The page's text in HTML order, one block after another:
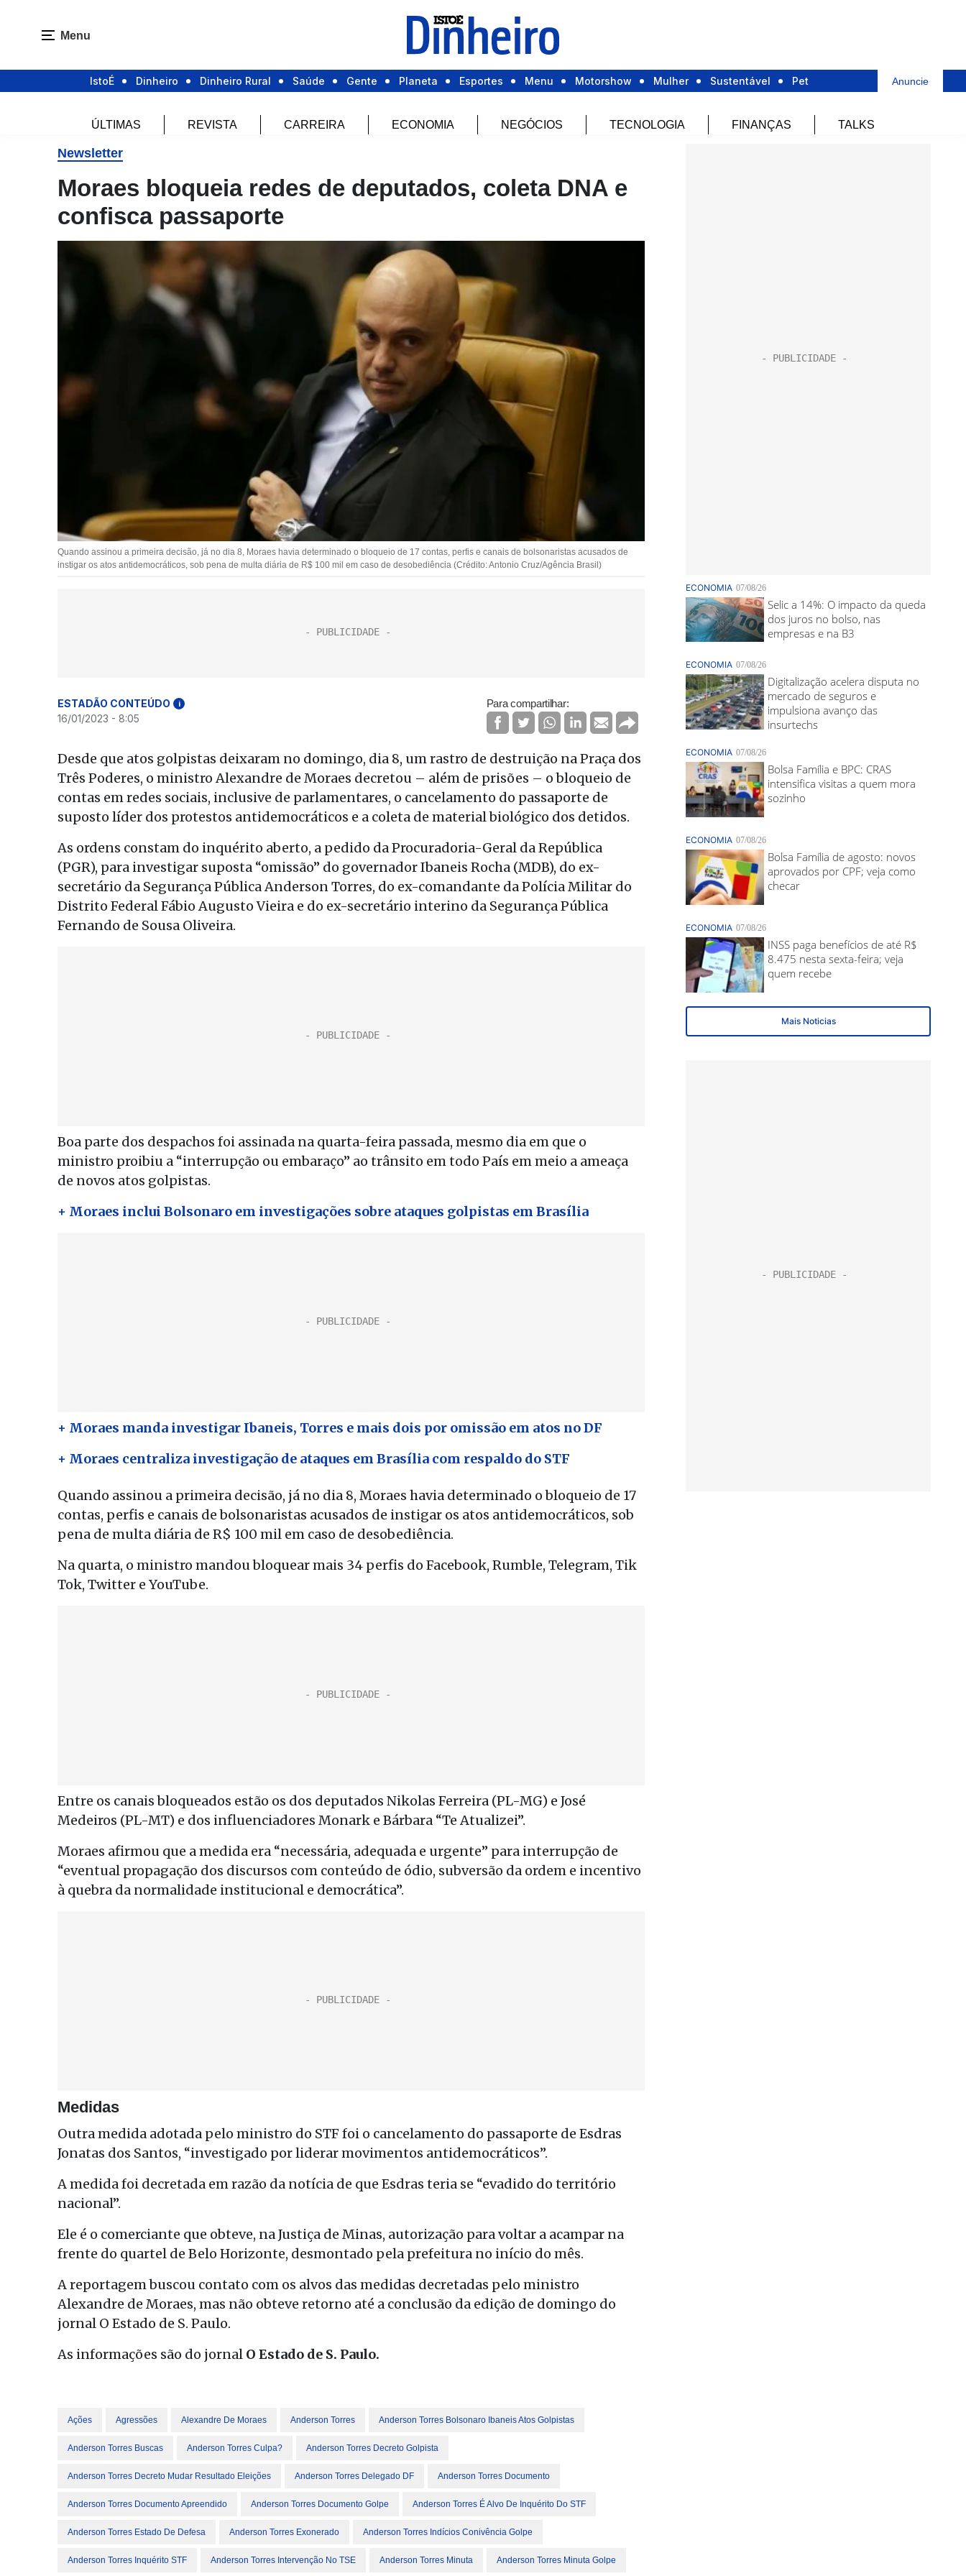
Menu
IstoÉ Dinheiro Dinheiro Rural Saúde Gente Planeta Esportes Menu Motorshow Mulher Sustentável Pet Anuncie
ÚLTIMAS REVISTA CARREIRA ECONOMIA NEGÓCIOS TECNOLOGIA FINANÇAS TALKS
Newsletter
Moraes bloqueia redes de deputados, coleta DNA e
confisca passaporte
Quando assinou a primeira decisão, já no dia 8, Moraes havia determinado o bloqueio de 17 contas, perfis e canais de bolsonaristas acusados de
instigar os atos antidemocráticos, sob pena de multa diária de R$ 100 mil em caso de desobediência (Crédito: Antonio Cruz/Agência Brasil)
ESTADÃO CONTEÚDO i
16/01/2023 - 8:05
Para compartilhar:
Desde que atos golpistas deixaram no domingo, dia 8, um rastro de destruição na Praça dos
Três Poderes, o ministro Alexandre de Moraes decretou – além de prisões – o bloqueio de
contas em redes sociais, inclusive de parlamentares, o cancelamento do passaporte de
suposto líder dos protestos antidemocráticos e a coleta de material biológico dos detidos.
As ordens constam do inquérito aberto, a pedido da Procuradoria-Geral da República
(PGR), para investigar suposta “omissão” do governador Ibaneis Rocha (MDB), do ex-
secretário da Segurança Pública Anderson Torres, do ex-comandante da Polícia Militar do
Distrito Federal Fábio Augusto Vieira e do ex-secretário interino da Segurança Pública
Fernando de Sousa Oliveira.
Boa parte dos despachos foi assinada na quarta-feira passada, mesmo dia em que o
ministro proibiu a “interrupção ou embaraço” ao trânsito em todo País em meio a ameaça
de novos atos golpistas.
+ Moraes inclui Bolsonaro em investigações sobre ataques golpistas em Brasília
+ Moraes manda investigar Ibaneis, Torres e mais dois por omissão em atos no DF
+ Moraes centraliza investigação de ataques em Brasília com respaldo do STF
Quando assinou a primeira decisão, já no dia 8, Moraes havia determinado o bloqueio de 17
contas, perfis e canais de bolsonaristas acusados de instigar os atos antidemocráticos, sob
pena de multa diária de R$ 100 mil em caso de desobediência.
Na quarta, o ministro mandou bloquear mais 34 perfis do Facebook, Rumble, Telegram, Tik
Tok, Twitter e YouTube.
Entre os canais bloqueados estão os dos deputados Nikolas Ferreira (PL-MG) e José
Medeiros (PL-MT) e dos influenciadores Monark e Bárbara “Te Atualizei”.
Moraes afirmou que a medida era “necessária, adequada e urgente” para interrupção de
“eventual propagação dos discursos com conteúdo de ódio, subversão da ordem e incentivo
à quebra da normalidade institucional e democrática”.
Medidas
Outra medida adotada pelo ministro do STF foi o cancelamento do passaporte de Esdras
Jonatas dos Santos, “investigado por liderar movimentos antidemocráticos”.
A medida foi decretada em razão da notícia de que Esdras teria se “evadido do território
nacional”.
Ele é o comerciante que obteve, na Justiça de Minas, autorização para voltar a acampar na
frente do quartel de Belo Horizonte, desmontado pela prefeitura no início do mês.
A reportagem buscou contato com os alvos das medidas decretadas pelo ministro
Alexandre de Moraes, mas não obteve retorno até a conclusão da edição de domingo do
jornal O Estado de S. Paulo.
As informações são do jornal O Estado de S. Paulo.
Ações Agressões Alexandre De Moraes Anderson Torres Anderson Torres Bolsonaro Ibaneis Atos Golpistas
Anderson Torres Buscas Anderson Torres Culpa? Anderson Torres Decreto Golpista
Anderson Torres Decreto Mudar Resultado Eleições Anderson Torres Delegado DF Anderson Torres Documento
Anderson Torres Documento Apreendido Anderson Torres Documento Golpe Anderson Torres É Alvo De Inquérito Do STF
Anderson Torres Estado De Defesa Anderson Torres Exonerado Anderson Torres Indícios Conivência Golpe
Anderson Torres Inquérito STF Anderson Torres Intervenção No TSE Anderson Torres Minuta Anderson Torres Minuta Golpe